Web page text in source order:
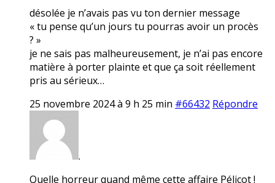
désolée je n’avais pas vu ton dernier message
« tu pense qu’un jours tu pourras avoir un procès
? »
je ne sais pas malheureusement, je n’ai pas encore
matière à porter plainte et que ça soit réellement
pris au sérieux…
25 novembre 2024 à 9 h 25 min #66432 Répondre
.
Quelle horreur quand même cette affaire Pélicot !